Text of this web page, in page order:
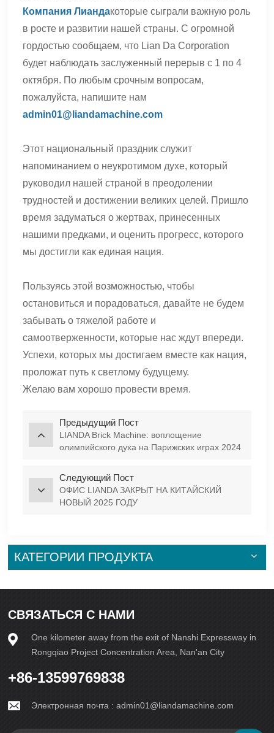
Компания Лиандакоторые сыграли важную роль
в росте и развитии нашей страны. С огромной
гордостью сообщаем, что Lian Da Corporation
будет наблюдать заслуженный перерыв с 1 по 4
октября. По любым срочным вопросам,
пожалуйста, напишите нам
admin01@liandamachine.com
Этот национальный праздник служит
напоминанием о неукротимом духе, который
руководил нашей страной в преодолении
трудностей и достижении великих целей. Пришло
время задуматься о жертвах, принесенных
нашими предками, и оценить прогресс, которого
мы достигли как единая нация.
Пользуясь этой возможностью, чтобы
остановиться и порадоваться, давайте не будем
забывать о тяжелой работе и
самоотверженности, которые нас ждут впереди.
Успехи, которых мы достигаем вместе как нация,
проложат путь к светлому будущему.
Желаю вам хорошо провести время.
Предыдущий Пост
LIANDA Brick Machine: воплощение
олимпийского духа на Парижских играх 2024
Следующий Пост
ОФИС LIANDA ЗАКРЫТ НА КИТАЙСКИЙ
НОВЫЙ 2025 ГОДУ
КАТЕГОРИИ ПРОДУКТА
СВЯЗАТЬСЯ С НАМИ
One kilometer away from the exit of Nanshi Expressway in
Rongqiao Project Concentration Area, Nan'an City
+86-13599769838
Электронная почта :admin01@liandamachine.com